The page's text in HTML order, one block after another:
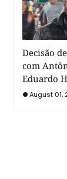
Decisão
com
Eduardo
August 01,